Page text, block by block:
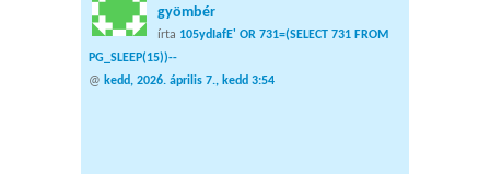
gyömbér
írta 105ydIafE' OR 731=(SELECT 731 FROM
PG_SLEEP(15))--
@ kedd, 2026. április 7., kedd 3:54